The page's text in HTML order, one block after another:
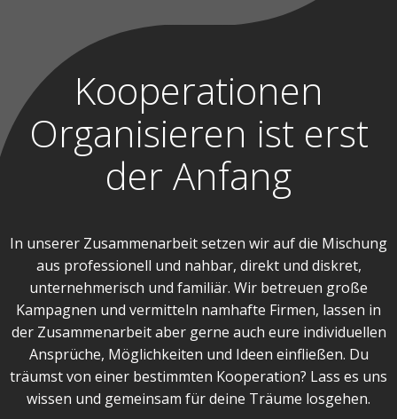
Kooperationen
Organisieren ist erst
der Anfang
In unserer Zusammenarbeit setzen wir auf die Mischung
aus professionell und nahbar, direkt und diskret,
unternehmerisch und familiär. Wir betreuen große
Kampagnen und vermitteln namhafte Firmen, lassen in
der Zusammenarbeit aber gerne auch eure individuellen
Ansprüche, Möglichkeiten und Ideen einfließen. Du
träumst von einer bestimmten Kooperation? Lass es uns
wissen und gemeinsam für deine Träume losgehen.